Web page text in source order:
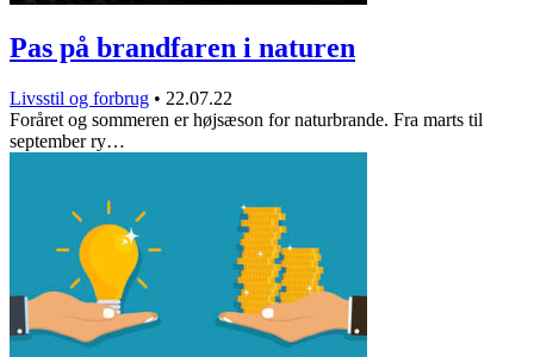
Pas på brandfaren i naturen
Livsstil og forbrug • 22.07.22
Foråret og sommeren er højsæson for naturbrande. Fra marts til
september ry…